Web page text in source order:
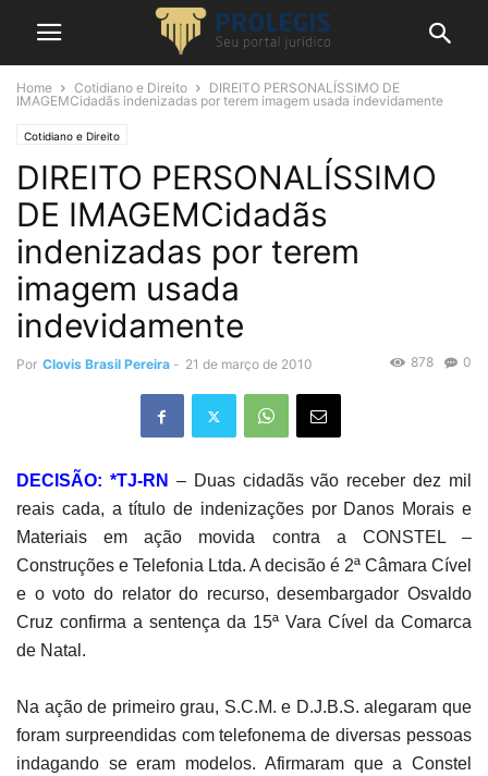
Home Cotidiano e Direito
DIREITO PERSONALÍSSIMO DE
IMAGEMCidadãs indenizadas por terem imagem usada indevidamente
Cotidiano e Direito
DIREITO PERSONALÍSSIMO
DE IMAGEMCidadãs
indenizadas por terem
imagem usada
indevidamente
Por Clovis Brasil Pereira - 21 de março de 2010 0
878
DECISÃO: *TJ-RN – Duas cidadãs vão receber dez mil
reais cada, a título de indenizações por Danos Morais e
Materiais em ação movida contra a CONSTEL –
Construções e Telefonia Ltda. A decisão é 2ª Câmara Cível
e o voto do relator do recurso, desembargador Osvaldo
Cruz confirma a sentença da 15ª Vara Cível da Comarca
de Natal.
Na ação de primeiro grau, S.C.M. e D.J.B.S. alegaram que
foram surpreendidas com telefonema de diversas pessoas
indagando se eram modelos. Afirmaram que a Constel